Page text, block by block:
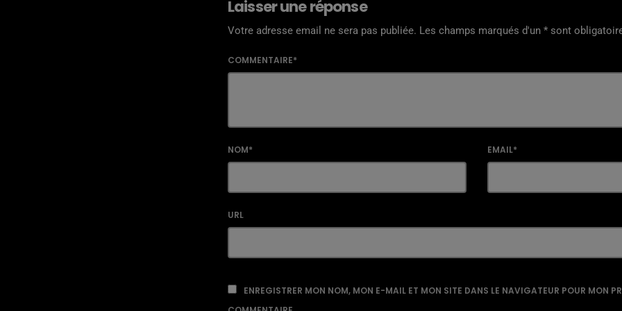
Laisser une réponse
Votre adresse email ne sera pas publiée. Les champs marqués d'un * sont
COMMENTAIRE*
NOM* EMAIL*
URL
ENREGISTRER MON NOM, MON E-MAIL ET MON SITE DANS LE NAVIGATEUR POUR MON